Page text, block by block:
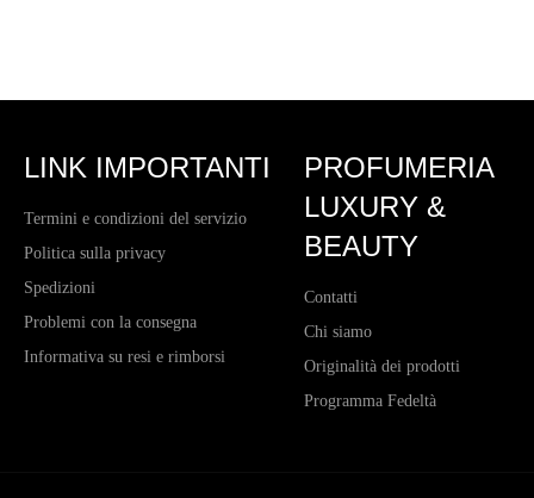
LINK IMPORTANTI
Termini e condizioni del servizio
Politica sulla privacy
Spedizioni
Problemi con la consegna
Informativa su resi e rimborsi
PROFUMERIA
LUXURY &
BEAUTY
Contatti
Chi siamo
Originalità dei prodotti
Programma Fedeltà